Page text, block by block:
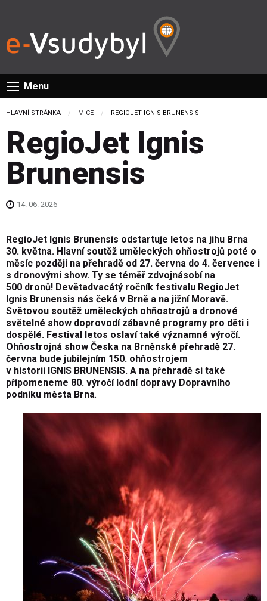
Menu
HLAVNÍ STRÁNKA MICE CURRENT:
REGIOJET IGNIS BRUNENSIS
RegioJet Ignis
Brunensis
14. 06. 2026
RegioJet Ignis Brunensis odstartuje letos na jihu Brna
30. května. Hlavní soutěž uměleckých ohňostrojů poté o
měsíc později na přehradě od 27. června do 4. července i
s dronovými show. Ty se téměř zdvojnásobí na
500 dronů! Devětadvacátý ročník festivalu RegioJet
Ignis Brunensis nás čeká v Brně a na jižní Moravě.
Světovou soutěž uměleckých ohňostrojů a dronové
světelné show doprovodí zábavné programy pro děti i
dospělé. Festival letos oslaví také významné výročí.
Ohňostrojná show Česka na Brněnské přehradě 27.
června bude jubilejním 150. ohňostrojem
v historii IGNIS BRUNENSIS. A na přehradě si také
připomeneme 80. výročí lodní dopravy Dopravního
podniku města Brna.